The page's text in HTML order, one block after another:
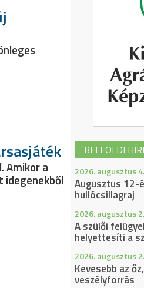
Amikor a
idegenekből
BELFÖLDI
2026. augusztus
Augusztus 12-
hullócsillagraj
2026. augusztus
A szülői
helyettesíti a
2026. augusztus
Kevesebb az
veszélyforrás